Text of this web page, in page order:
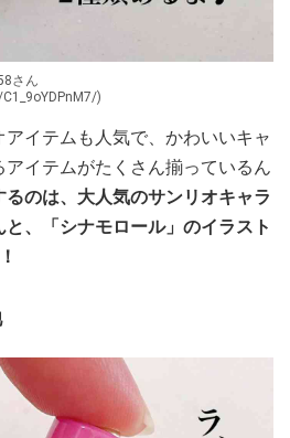
さん
)
イテムも人気で、かわいいキャ
イテムがたくさん揃っているん
るのは、大人気のサンリオキャラ
、「シナモロール」のイラスト